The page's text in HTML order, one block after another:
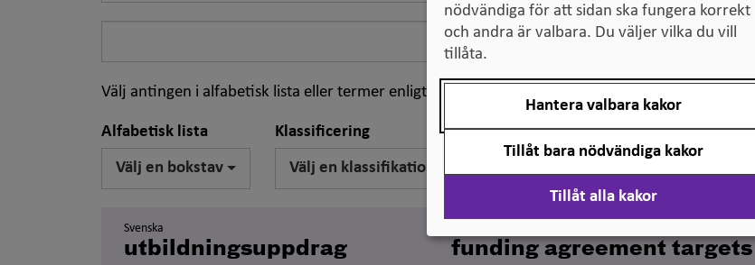
Välj antingen i alfabetisk lista eller termer enligt klassifikation
Alfabetisk lista
Välj en bokstav
Klassificering
Välj en klassifikation
Svenska
utbildningsuppdrag funding agreement targets
nödvändiga för att sidan ska fungera korrekt
och andra är valbara. Du väljer vilka du vill
tillåta.
Hantera valbara kakor
Tillåt bara nödvändiga kakor
Tillåt alla kakor